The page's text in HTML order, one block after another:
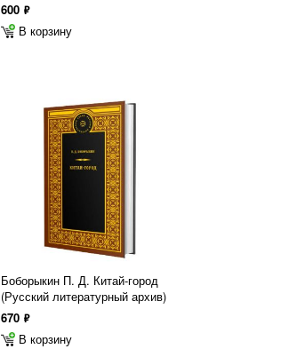
600 ф
В корзину
Боборыкин П. Д. Китай-город
(Русский литературный архив)
670 ф
В корзину